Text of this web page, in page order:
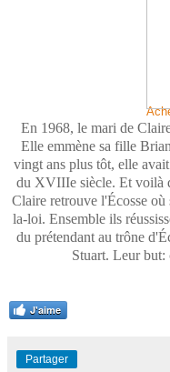
En 1968, le mari de
Elle emmène sa fille
vingt ans plus tôt, elle
du XVIIIe siècle. Et voilà
Claire retrouve l'Écosse où
la-loi. Ensemble ils
du prétendant au trône
Stuart. Leur but:
J'aime
Partager